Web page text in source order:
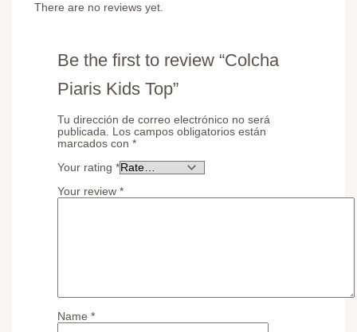
There are no reviews yet.
Be the first to review “Colcha
Piaris Kids Top”
Tu dirección de correo electrónico no será
publicada. Los campos obligatorios están
marcados con *
Your rating *
Your review *
Name *